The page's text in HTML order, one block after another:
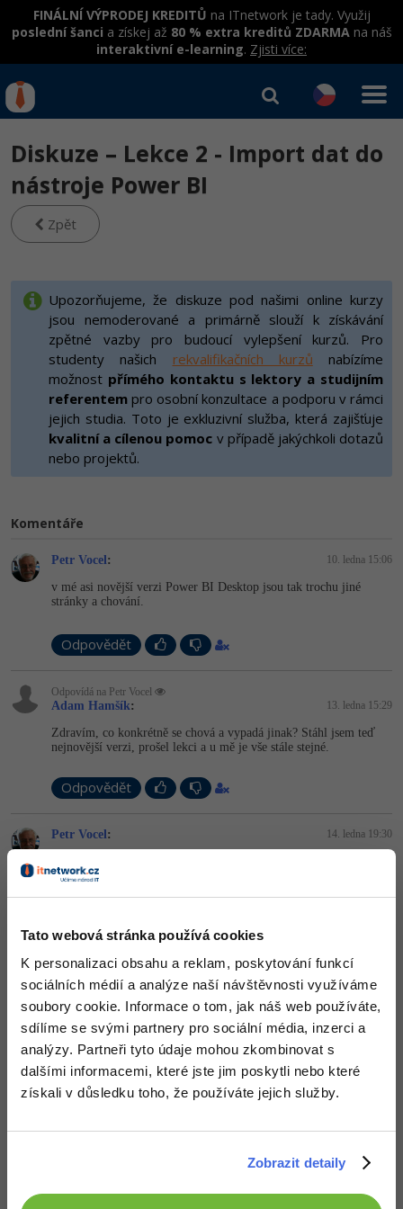
Tato webová stránka používá cookies
K personalizaci obsahu a reklam, poskytování funkcí
sociálních médií a analýze naší návštěvnosti využíváme
soubory cookie. Informace o tom, jak náš web používáte,
sdílíme se svými partnery pro sociální média, inzerci a
analýzy. Partneři tyto údaje mohou zkombinovat s
dalšími informacemi, které jste jim poskytli nebo které
získali v důsledku toho, že používáte jejich služby.
Zobrazit detaily
FINÁLNÍ VÝPRODEJ KREDITŮ na ITnetwork je tady. Využij
poslední šanci a získej až 80 % extra kreditů ZDARMAna náš
interaktivní e-learning. Zjisti více:
Rekvalifikace a kurzy
hrazené úřadem práce
Workshopy zdarma
Datová analýza v praxi
Základy programování
Objektové programování - OOP
Umělá inteligence
HTML5, CSS3, Bootstrap, SEO
UML a návrhové vzory
React
Spring
ASP.NET MVC
Django
Best practices
Školení dle technologií
C# .NET
Java
PHP
HTML / CSS
UML a návrhové vzory
MySQL/MariaDB
MS-SQL
SQLite
Kurzy IT profesí
Junior programátor
Senior programátor
Front-end developer
Vývojář mobilních aplikací
Specialista na AI a bigdata
Tester
3D grafik
Projektový manažer
Databázový analytik
Copywriter
WordPress specialista
Jak začít?
Java -80%
C#.NET -80%
Python -80%
JavaScript
Swift -80%
Kotlin
VB.NET
SQL
Návrh SW -80%
Algoritmy
Umělá inteligence (AI)
Pro děti
Více
Fórum
Kurzy e-commerce
Testování softwaru
Datová analýza
Digitální gramotnost
Marketing
UX
Business
-80%
Google Dokumenty
Time management
Windows
Linux
Sítě
Kybernetická bezpečnost
Elektronický podpis
Fórum
Příběhy absolventů
Přihlásit se| Registrovat
Diskuze – Lekce 2 - Import dat do
nástroje Power BI
Zpět
Upozorňujeme, že diskuze pod našimi online kurzy
jsou nemoderované a primárně slouží k získávání
zpětné vazby pro budoucí vylepšení kurzů. Pro
studenty našich rekvalifikačních kurzů nabízíme
možnost přímého kontaktu s lektory a studijním
referentem pro osobní konzultace a podporu v rámci
jejich studia. Toto je exkluzivní služba, která zajišťuje
kvalitní a cílenou pomoc v případě jakýchkoli dotazů
nebo projektů.
Komentáře
Petr Vocel: 10. ledna 15:06
v mé asi novější verzi Power BI Desktop jsou tak trochu jiné
stránky a chování.
Odpovědět
Odpovídá na Petr Vocel
Adam Hamšík: 13. ledna 15:29
Zdravím, co konkrétně se chová a vypadá jinak? Stáhl jsem teď
nejnovější verzi, prošel lekci a u mě je vše stále stejné.
Odpovědět
Petr Vocel: 14. ledna 19:30
jsem byl asi někde jinde a vidět data mi šlo pouze přes edit. Dnes
Odpovědět